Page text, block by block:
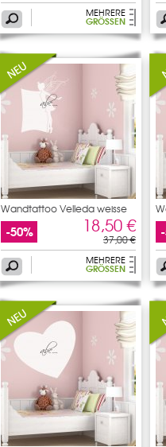
MEHRERE
GRÖSSEN
Wandtattoo Velleda weisse
-50% 18,50 €
37,00 €
MEHRERE
GRÖSSEN